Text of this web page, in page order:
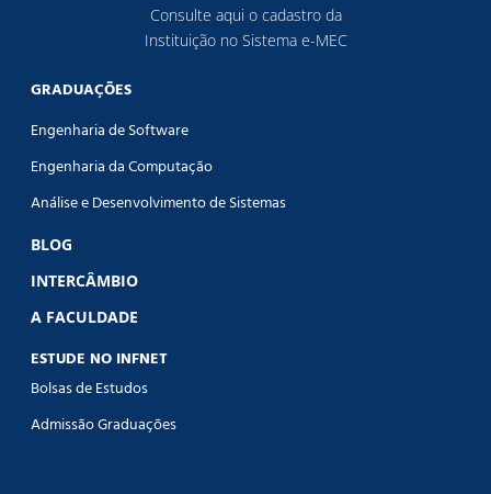
Consulte aqui o cadastro da
Instituição no Sistema e-MEC
GRADUAÇÕES
Engenharia de Software
Engenharia da Computação
Análise e Desenvolvimento de Sistemas
BLOG
INTERCÂMBIO
A FACULDADE
ESTUDE NO INFNET
Bolsas de Estudos
Admissão Graduações